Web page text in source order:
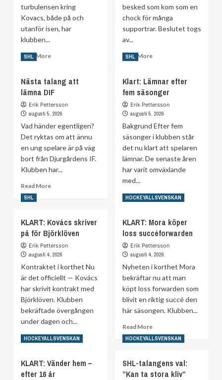
turbulensen kring
Kovacs, både på och
utanför isen, har
klubben...
Read MoreRead
Efter
Kovacs-
–
värvar
spets
från
AHL
besked som kom som en
chock för många
supportrar. Beslutet togs
av...
Read MoreRead
Efter
avskedet
FBK
Emil
Alba
revanschsugen:
”Om
de
SHL
Nästa talang att
lämna DIF
Erik Pettersson
augusti 5, 2026
Vad händer egentligen?
Det ryktas om att ännu
en ung spelare är på väg
bort från Djurgårdens IF.
Klubben har...
Read MoreRead
talang
att
SHL
Klart: Lämnar efter
fem säsonger
Erik Pettersson
augusti 5, 2026
Bakgrund Efter fem
säsonger i klubben står
det nu klart att spelaren
lämnar. De senaste åren
har varit omväxlande
med...
Read MoreRead
Klart:
Lämnar
fem
SHL
KLART: Kovács skriver
på för Björklöven
Erik Pettersson
augusti 4, 2026
Kontraktet i korthet Nu
är det officiellt — Kovács
har skrivit kontrakt med
Björklöven. Klubben
bekräftade övergången
under dagen och...
Read MoreRead
KLART:
Kovács
HOCKEYALLSVENSKAN
KLART: Mora köper
loss succéforwarden
Erik Pettersson
augusti 4, 2026
Nyheten i korthet Mora
bekräftar nu att man
köpt loss forwarden som
blivit en riktig succé den
här säsongen. Klubben...
Read MoreRead
more
about
Mora
köper
HOCKEYALLSVENSKAN
KLART: Vänder hem –
efter 16 år
HOCKEYALLSVENSKAN
SHL-talangens val:
”Kan ta stora kliv”